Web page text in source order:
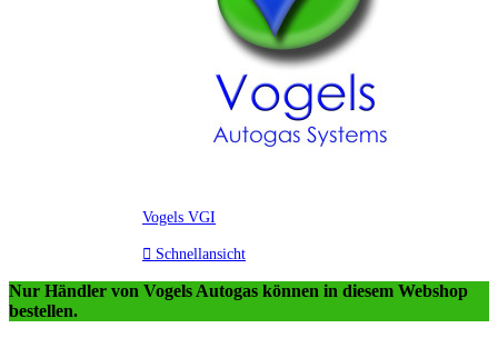
Vogels VGI
 Schnellansicht
Nur Händler von Vogels Autogas können in diesem Webshop
bestellen.